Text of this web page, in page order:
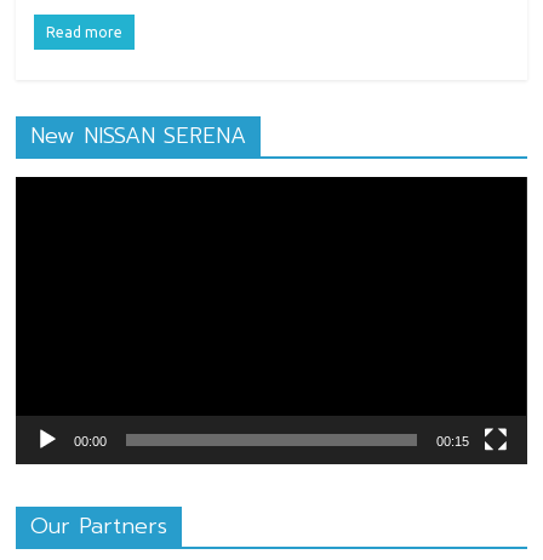
Read more
New NISSAN SERENA
00:00 00:15
Our Partners